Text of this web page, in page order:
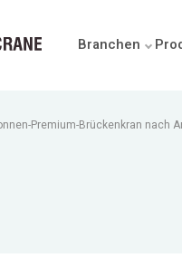
Branchen
Premium-Brückenkran nach